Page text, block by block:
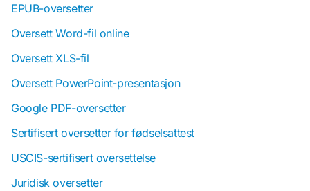
EPUB-oversetter
Oversett Word-fil online
Oversett XLS-fil
Oversett PowerPoint-presentasjon
Google PDF-oversetter
Sertifisert oversetter for fødselsattest
USCIS-sertifisert oversettelse
Juridisk oversetter